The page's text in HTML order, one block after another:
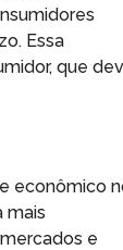
Essa
que
econômico
mais
e